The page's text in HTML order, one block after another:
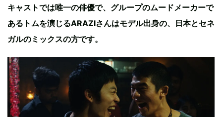
キャストでは唯一の俳優で、グループのムードメーカーで
あるトムを演じるARAZIさんはモデル出身の、日本とセネ
ガルのミックスの方です。